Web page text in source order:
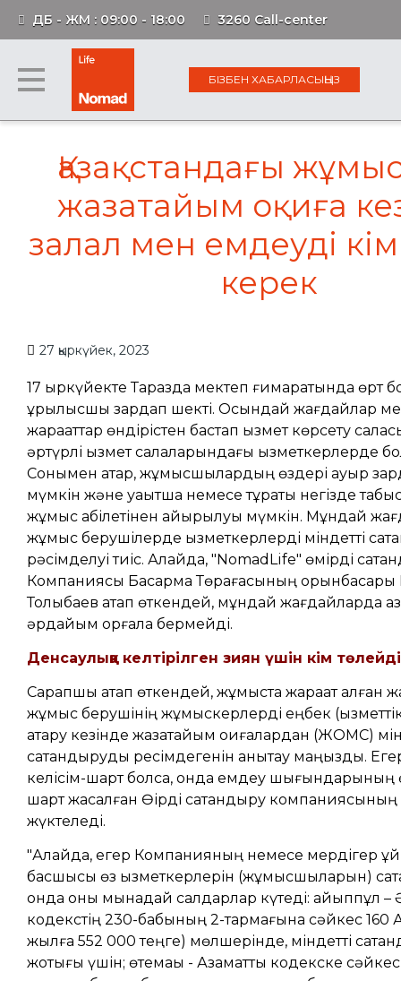
ДБ - ЖМ : 09:00 - 18:00 3260 Call-center
БІЗБЕН ХАБАРЛАСЫҢЫЗ
Қазақстандағы
жазатайым оқиға
залал мен емдеуді кім
керек
27 қыркүйек, 2023
17 қыркүйекте Таразда мектеп ғимаратында өрт
құрылысшы зардап шекті. Осындай жағдайлар
жарақаттар өндірістен бастап қызмет көрсету
әртүрлі қызмет салаларындағы қызметкерлерде
Сонымен қатар, жұмысшылардың өздері ауыр
мүмкін және уақытша немесе тұрақты негізде
жұмыс қабілетінен айырылуы мүмкін. Мұндай
жұмыс берушілерде қызметкерлерді міндетті
рәсімделуі тиіс. Алайда, "NomadLife" өмірді
Компаниясы Басқарма Төрағасының
Толықбаев атап өткендей, мұндай жағдайларда
әрдайым қорғала бермейді.
Денсаулыққа келтірілген зиян үшін кім төлейді
Сарапшы атап өткендей, жұмыста жарақат алған
жұмыс берушінің жұмыскерлерді еңбек
атқару кезінде жазатайым оқиғалардан (ЖОМС)
сақтандыруды ресімдегенін анықтау маңызды.
келісім-шарт болса, онда емдеу шығындарының
шарт жасалған Өірді сақтандыру
жүктеледі.
"Алайда, егер Компанияның немесе мердігер
басшысы өз қызметкерлерін (жұмысшыларын)
онда оны мынадай салдарлар күтеді: айыппұл –
кодекстің 230-бабының 2-тармағына сәйкес 160
жылға 552 000 теңге) мөлшерінде, міндетті
жоқтығы үшін; өтемақы - Азаматтық кодекске